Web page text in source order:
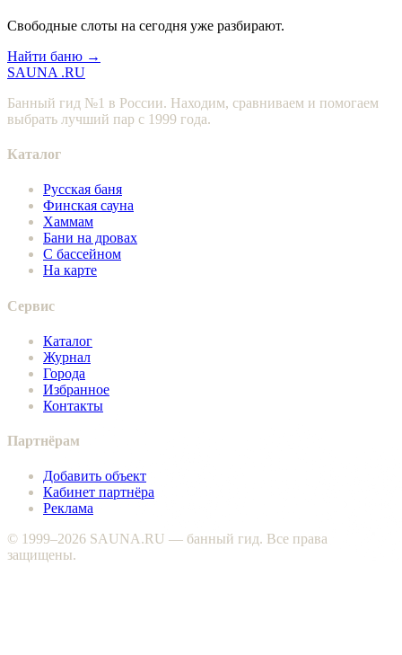
Свободные слоты на сегодня уже разбирают.
Найти баню →
SAUNA .RU
Банный гид №1 в России. Находим, сравниваем и помогаем
выбрать лучший пар с 1999 года.
Каталог
Русская баня
Финская сауна
Хаммам
Бани на дровах
С бассейном
На карте
Сервис
Каталог
Журнал
Города
Избранное
Контакты
Партнёрам
Добавить объект
Кабинет партнёра
Реклама
© 1999–2026 SAUNA.RU — банный гид. Все права
защищены.